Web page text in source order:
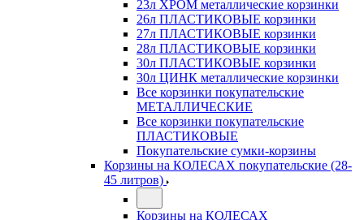
23л ХРОМ металлические корзинки
26л ПЛАСТИКОВЫЕ корзинки
27л ПЛАСТИКОВЫЕ корзинки
28л ПЛАСТИКОВЫЕ корзинки
30л ПЛАСТИКОВЫЕ корзинки
30л ЦИНК металлические корзинки
Все корзинки покупательские
МЕТАЛЛИЧЕСКИЕ
Все корзинки покупательские
ПЛАСТИКОВЫЕ
Покупательские сумки-корзины
Корзины на КОЛЕСАХ покупательские (28-
45 литров)
Корзины на КОЛЕСАХ